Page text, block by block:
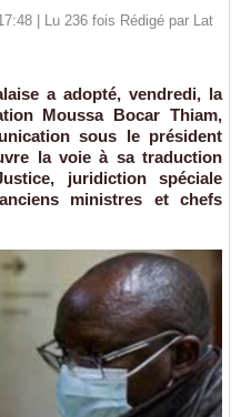
| Lu 236 fois Rédigé par Lat
a adopté, vendredi, la
Moussa Bocar Thiam,
sous le président
la voie à sa traduction
juridiction spéciale
ministres et chefs